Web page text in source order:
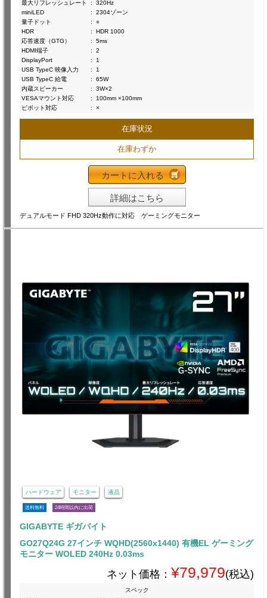
最大リフレッシュレート :
320Hz
miniLED
:
2304ゾーン
量子ドット
:
○
HDR
:
HDR 1000
応答速度（GTG）
:
5ms
HDMI端子
:
2
DisplayPort
:
1
USB TypeC 映像入力
:
1
USB TypeC 給電
:
65W
内蔵スピーカー
:
3W×2
VESAマウント対応
:
100mm ×100mm
ピボット対応
: ×
在庫状況
在庫わずか
カートに入れる
詳細はこちら
デュアルモード FHD 320Hz動作に対応 ゲーミングモニター
ハードウェア モニター 液晶
送料無料 24時間以内に出荷
GIGABYTE ギガバイト
GO27Q24G 27インチ WQHD(2560x1440) 有機EL ゲーミング
モニター WOLED 240Hz 0.03ms
ネット価格： ¥79,979(税込)
スペック